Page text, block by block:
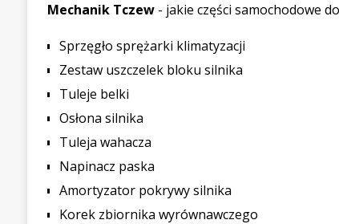
Mechanik Tczew- jakie części samochodowe
Sprzęgło sprężarki klimatyzacji
Zestaw uszczelek bloku silnika
Tuleje belki
Osłona silnika
Tuleja wahacza
Napinacz paska
Amortyzator pokrywy silnika
Korek zbiornika wyrównawczego